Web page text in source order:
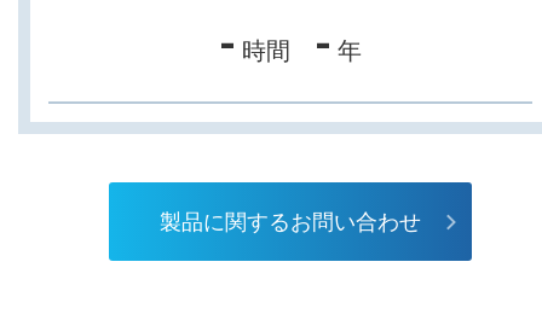
- 時間 - 年
製品に関するお問い合わせ